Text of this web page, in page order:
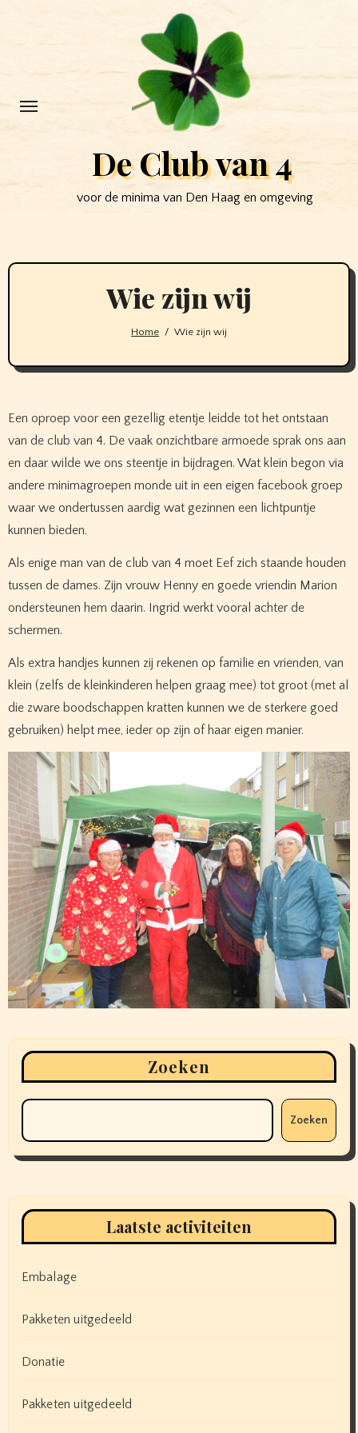
De Club van 4
voor de minima van Den Haag en omgeving
Wie zijn wij
Home Wie zijn wij
Een oproep voor een gezellig etentje leidde tot het ontstaan
van de club van 4. De vaak onzichtbare armoede sprak ons aan
en daar wilde we ons steentje in bijdragen. Wat klein begon via
andere minimagroepen monde uit in een eigen facebook groep
waar we ondertussen aardig wat gezinnen een lichtpuntje
kunnen bieden.
Als enige man van de club van 4 moet Eef zich staande houden
tussen de dames. Zijn vrouw Henny en goede vriendin Marion
ondersteunen hem daarin. Ingrid werkt vooral achter de
schermen.
Als extra handjes kunnen zij rekenen op familie en vrienden, van
klein (zelfs de kleinkinderen helpen graag mee) tot groot (met al
die zware boodschappen kratten kunnen we de sterkere goed
gebruiken) helpt mee, ieder op zijn of haar eigen manier.
Zoeken
Zoeken
Laatste activiteiten
Embalage
Pakketen uitgedeeld
Donatie
Pakketen uitgedeeld